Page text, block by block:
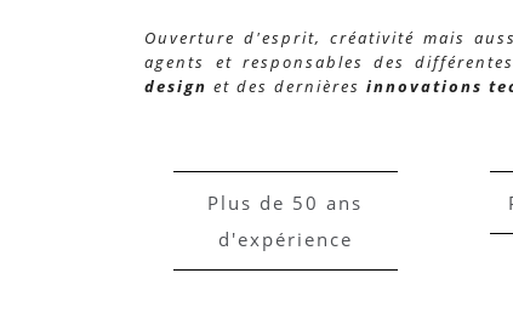
Ouverture d'esprit, créativité mais
agents et responsables des
design et des dernièresinnovations
Plus de 50 ans
d'expérience